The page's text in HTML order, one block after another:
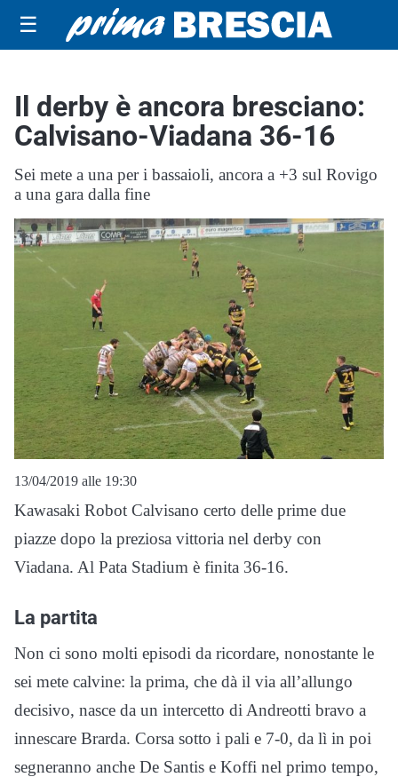
☰
Il derby è ancora bresciano:
Calvisano-Viadana 36-16
Sei mete a una per i bassaioli, ancora a +3 sul Rovigo
a una gara dalla fine
13/04/2019 alle 19:30
Kawasaki Robot Calvisano certo delle prime due
piazze dopo la preziosa vittoria nel derby con
Viadana. Al Pata Stadium è finita 36-16.
La partita
Non ci sono molti episodi da ricordare, nonostante le
sei mete calvine: la prima, che dà il via all’allungo
decisivo, nasce da un intercetto di Andreotti bravo a
innescare Brarda. Corsa sotto i pali e 7-0, da lì in poi
segneranno anche De Santis e Koffi nel primo tempo,